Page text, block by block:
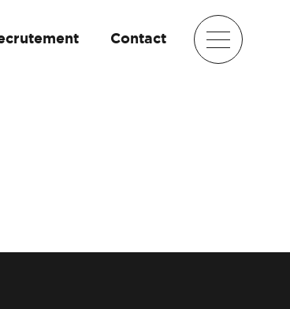
Contact